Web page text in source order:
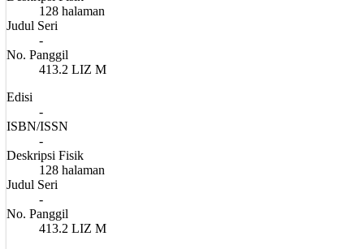
128 halaman
Judul Seri
-
No. Panggil
413.2 LIZ M
Edisi
-
ISBN/ISSN
-
Deskripsi Fisik
128 halaman
Judul Seri
-
No. Panggil
413.2 LIZ M